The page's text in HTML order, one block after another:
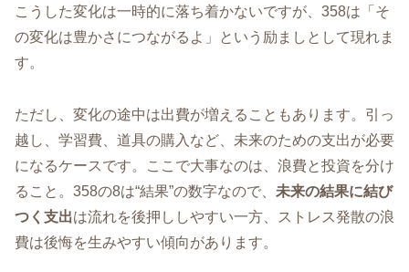
こうした変化は一時的に落ち着かないですが、358は「そ
の変化は豊かさにつながるよ」という励ましとして現れま
す。
ただし、変化の途中は出費が増えることもあります。引っ
越し、学習費、道具の購入など、未来のための支出が必要
になるケースです。ここで大事なのは、浪費と投資を分け
ること。358の8は“結果”の数字なので、 未来の結果に結び
つく支出は流れを後押ししやすい一方、ストレス発散の浪
費は後悔を生みやすい傾向があります。